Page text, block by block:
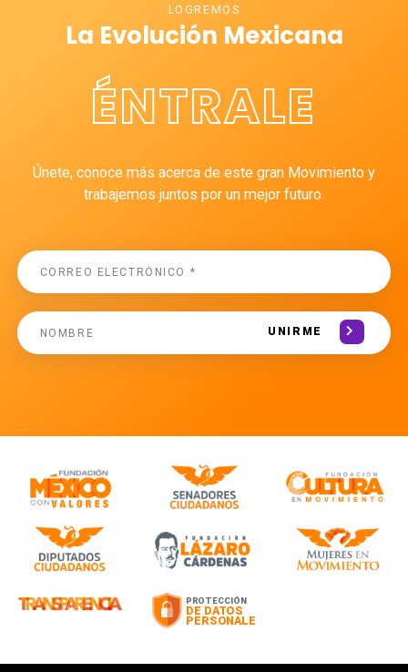
LOGREMOS
La Evolución Mexicana
ÉNTRALE
Únete, conoce más acerca de este gran Movimiento y
trabajemos juntos por un mejor futuro.
UNIRME